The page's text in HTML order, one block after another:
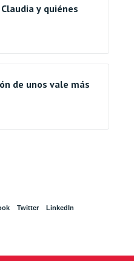
y quiénes
de unos vale más
Twitter LinkedIn